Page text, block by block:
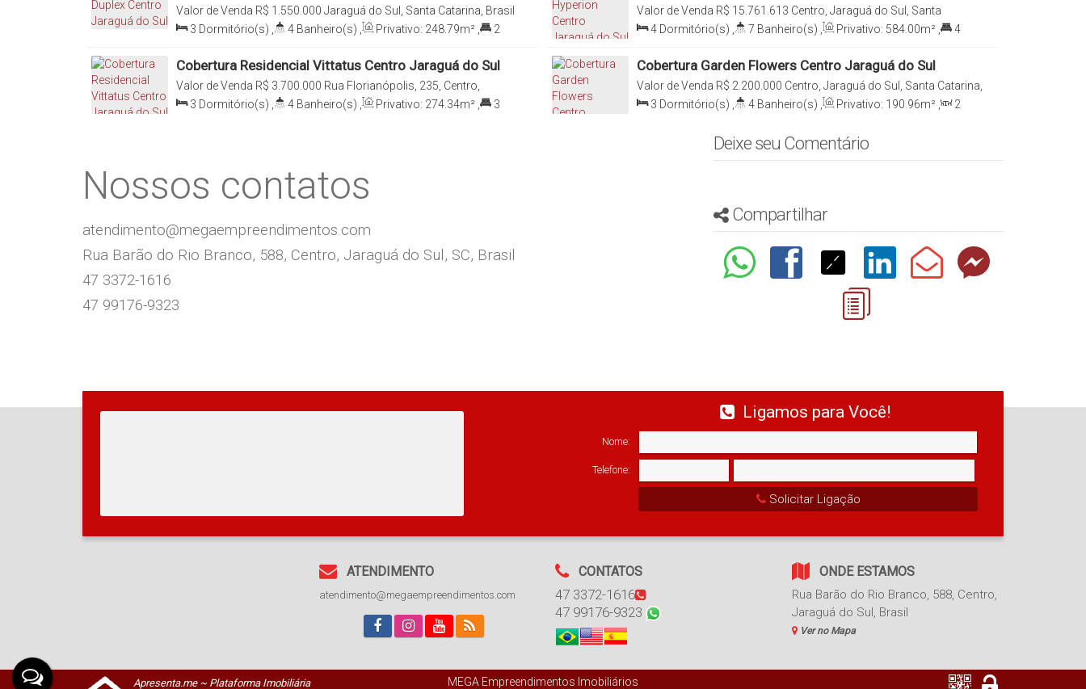
R$ 1.550.000
Valor de Venda
Jaraguá do Sul, Santa Catarina, Brasil
3 Dormitório(s) 4 Banheiro(s) Privativo: 248.79m²
2
R$ 15.761.613
Valor de Venda
Centro, Jaraguá do Sul, Santa
Catarina, Brasil
4 Dormitório(s) 7 Banheiro(s) Privativo: 584.00m²
4
Cobertura Residencial Vittatus Centro Jaraguá do Sul
R$ 3.700.000
Valor de Venda
Rua Florianópolis, 235, Centro,
Jaraguá do Sul, Santa Catarina, Brasil
3 Dormitório(s) 4 Banheiro(s) Privativo: 274.34m²
3
Cobertura Garden Flowers Centro Jaraguá do Sul
R$ 2.200.000
Valor de Venda
Centro, Jaraguá do Sul, Santa Catarina,
Brasil
3 Dormitório(s) 4 Banheiro(s) Privativo: 190 .96m²
2
Nossos contatos
atendimento@megaempreendimentos.com
Rua Barão do Rio Branco, 588, Centro, Jaraguá do Sul, SC, Brasil
47 3372-1616
47 99176-9323
Deixe seu Comentário
Compartilhar
Ligamos para Você!
Nome:
Telefone:
Solicitar Ligação
ATENDIMENTO
atendimento@megaempreendimentos.com
CONTATOS
47 3372-1616
47 99176-9323
ONDE ESTAMOS
Rua Barão do Rio Branco 588, Centro
Jaraguá do Sul Brasil
Ver no Mapa
Apresenta.me ~ Plataforma Imobiliária MEGA Empreendimentos Imobiliários